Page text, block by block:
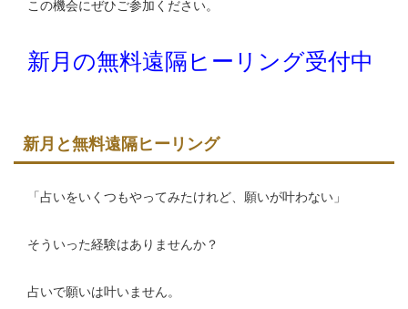
この機会にぜひご参加ください。
新月の無料遠隔ヒーリング受付中
新月と無料遠隔ヒーリング
「占いをいくつもやってみたけれど、願いが叶わない」
そういった経験はありませんか？
占いで願いは叶いません。